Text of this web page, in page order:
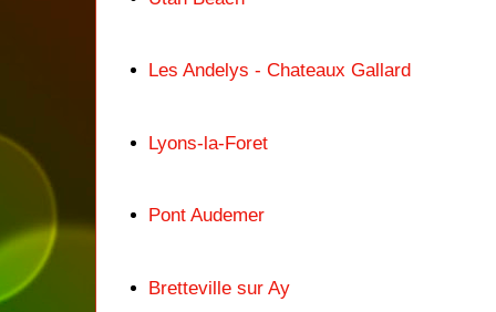
Les Andelys - Chateaux Gallard
Lyons-la-Foret
Pont Audemer
Bretteville sur Ay